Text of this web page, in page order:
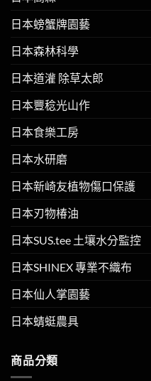
日本螃蟹牌園藝
日本森林科學
日本道灌 除草太郎
日本豐稔光山作
日本食樂工房
日本水研磨
日本新崎友植物傷口保護
日本刃物椿油
日本SUS.tee 土壤水分監控
日本SHINEX 專業不織布
日本仙人掌園藝
日本蜻蜓農具
商品分類